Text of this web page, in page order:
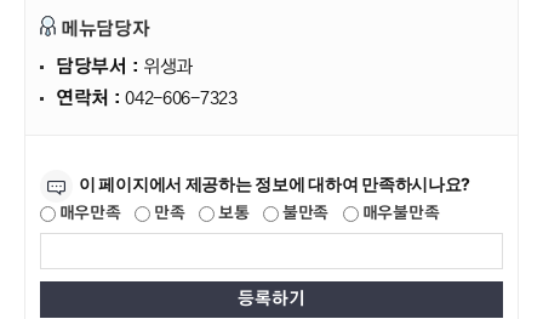
메뉴담당자
담당부서 : 위생과
연락처 :042-606-7323
이 페이지에서 제공하는 정보에 대하여 만족하시나요?
매우만족 만족 보통 불만족 매우불만족